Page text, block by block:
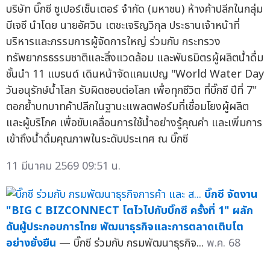
บริษัท บิ๊กซี ซูเปอร์เซ็นเตอร์ จำกัด (มหาชน) ห้างค้าปลีกในกลุ่ม
บีเจซี นำโดย นายอัศวิน เตชะเจริญวิกุล ประธานเจ้าหน้าที่
บริหารและกรรมการผู้จัดการใหญ่ ร่วมกับ กระทรวง
ทรัพยากรธรรมชาติและสิ่งแวดล้อม และพันธมิตรผู้ผลิตน้ำดื่ม
ชั้นนำ 11 แบรนด์ เดินหน้าจัดแคมเปญ "World Water Day
วันอนุรักษ์น้ำโลก รับผิดชอบต่อโลก เพื่อทุกชีวิต ที่บิ๊กซี ปีที่ 7"
ตอกย้ำบทบาทค้าปลีกในฐานะแพลตฟอร์มที่เชื่อมโยงผู้ผลิต
และผู้บริโภค เพื่อขับเคลื่อนการใช้น้ำอย่างรู้คุณค่า และเพิ่มการ
เข้าถึงน้ำดื่มคุณภาพในระดับประเทศ ณ บิ๊กซี
11 มีนาคม 2569 09:51 น.
บิ๊กซี จัดงาน
"BIG C BIZCONNECT โตไวไปกับบิ๊กซี ครั้งที่ 1" ผลัก
ดันผู้ประกอบการไทย พัฒนาธุรกิจและการตลาดเติบโต
อย่างยั่งยืน — บิ๊กซี ร่วมกับ กรมพัฒนาธุรกิจ... พ.ค. 68